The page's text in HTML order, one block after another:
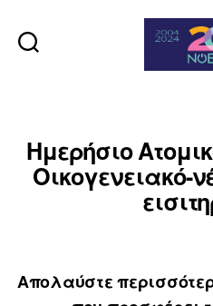
Ημερήσιο
Οικογενειακό-
Απολαύστε